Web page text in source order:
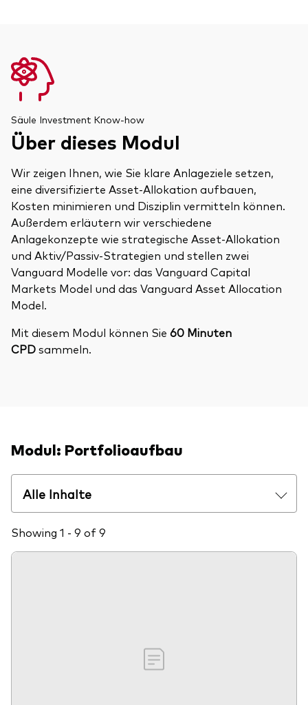
Anleihen
ESG / SRI
Indexfonds
Modellportfolios
Multi-asset
Money market
Investieren mit uns
Fondsdokumente und Richtlinien
Events
Marktausblick 2026
Index-Exposure-Analyse
Säulen
Erfolgreiche Unternehmensführung
Kundenbeziehungen
Financial Planning
Investment Know how
Marktkommentare
Ihr Wissenshub: Studien & Analysen
Dokumente, die Vertrauen schaffen
Kontakt
Säule Investment Know-how
Über dieses Modul
Wir zeigen Ihnen, wie Sie klare Anlageziele setzen,
eine diversifizierte Asset-Allokation aufbauen,
Kosten minimieren und Disziplin vermitteln können.
Außerdem erläutern wir verschiedene
Anlagekonzepte wie strategische Asset-Allokation
und Aktiv/Passiv-Strategien und stellen zwei
Vanguard Modelle vor: das Vanguard Capital
Markets Model und das Vanguard Asset Allocation
Model.
Mit diesem Modul können Sie 60 Minuten
CPDsammeln.
Modul: Portfolioaufbau
Alle Inhalte
Showing 1 - 9 of 9